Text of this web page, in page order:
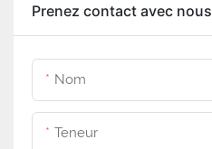
Prenez contact avec nous
Nom
Teneur